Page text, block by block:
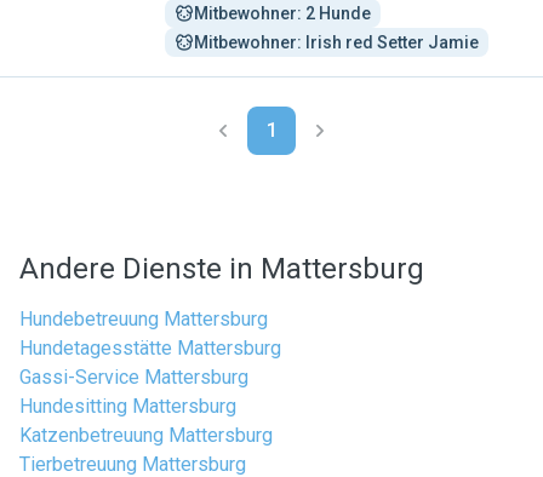
Mitbewohner: 2 Hunde
Mitbewohner: Irish red Setter Jamie
1
Andere Dienste in Mattersburg
Hundebetreuung Mattersburg
Hundetagesstätte Mattersburg
Gassi-Service Mattersburg
Hundesitting Mattersburg
Katzenbetreuung Mattersburg
Tierbetreuung Mattersburg